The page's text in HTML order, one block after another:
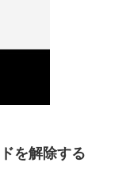
を解除する